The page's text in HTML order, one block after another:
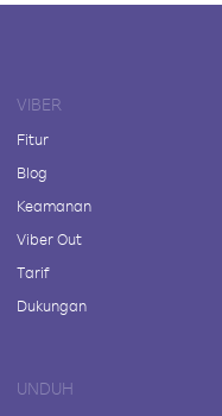
VIBER
Fitur
Blog
Keamanan
Viber Out
Tarif
Dukungan
UNDUH